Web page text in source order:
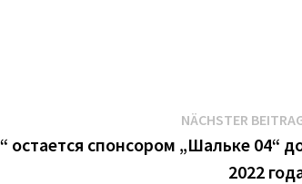
NÄCHSTER
остается спонсором „Шальке 04“
2022